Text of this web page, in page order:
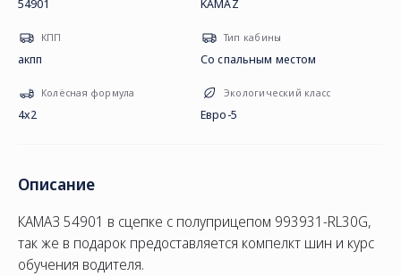
54901 KAMAZ
КПП
акпп
Тип кабины
Со спальным местом
Колёсная формула
4х2
Экологический класс
Евро-5
Описание
КАМАЗ 54901 в сцепке с полуприцепом 993931-RL30G,
так же в подарок предоставляется компелкт шин и курс
обучения водителя.